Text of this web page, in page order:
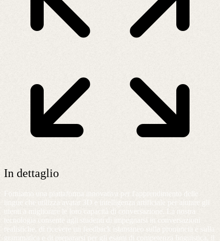
In dettaglio
Forniamo una piattaforma innovativa per l'apprendimento delle
lingue che utilizza avatar 3D e intelligenza artificiale per aiutare gli
utenti a migliorare le loro capacità di conversazione. La nostra
tecnologia consente agli studenti di impegnarsi in conversazioni
realistiche, di ricevere un feedback istantaneo sulla pronuncia e sulla
grammatica e di prepararsi per gli esami di competenza linguistica, il